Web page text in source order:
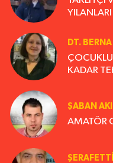
YILANLARI
DT.
KADAR
ŞABAN
AMATÖR